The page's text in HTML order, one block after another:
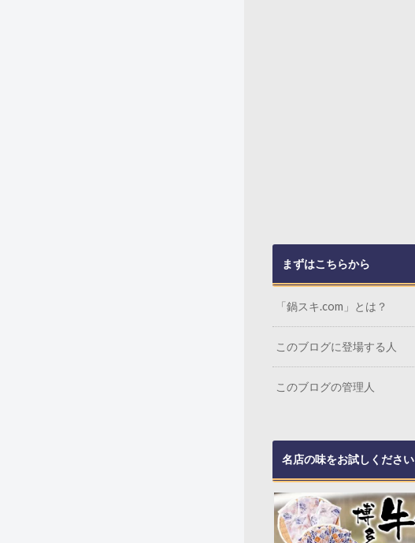
まずはこちらから
「鍋スキ.com」とは？
このブログに登場する人
このブログの管理人
名店の味をお試しください